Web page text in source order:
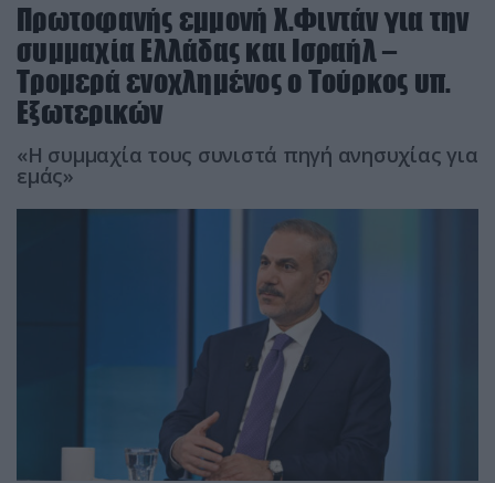
Πρωτοφανής εμμονή Χ.Φιντάν για την
συμμαχία Ελλάδας και Ισραήλ –
Τρομερά ενοχλημένος ο Τούρκος υπ.
Εξωτερικών
«Η συμμαχία τους συνιστά πηγή ανησυχίας για
εμάς»